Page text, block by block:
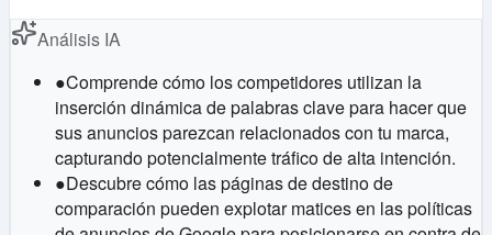
Análisis IA
●Comprende cómo los competidores utilizan la
inserción dinámica de palabras clave para hacer que
sus anuncios parezcan relacionados con tu marca,
capturando potencialmente tráfico de alta intención.
●Descubre cómo las páginas de destino de
comparación pueden explotar matices en las políticas